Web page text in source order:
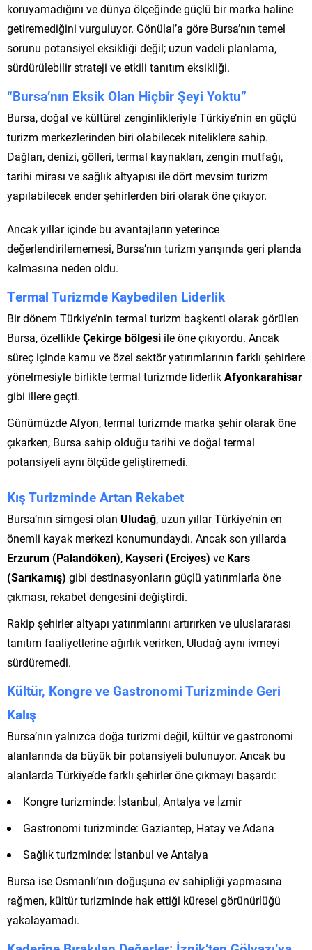
koruyamadığını ve dünya ölçeğinde güçlü bir marka haline
getiremediğini vurguluyor. Gönülal’a göre Bursa’nın temel
sorunu potansiyel eksikliği değil; uzun vadeli planlama,
sürdürülebilir strateji ve etkili tanıtım eksikliği.
“Bursa’nın Eksik Olan Hiçbir Şeyi Yoktu”
Bursa, doğal ve kültürel zenginlikleriyle Türkiye’nin en güçlü
turizm merkezlerinden biri olabilecek niteliklere sahip.
Dağları, denizi, gölleri, termal kaynakları, zengin mutfağı,
tarihi mirası ve sağlık altyapısı ile dört mevsim turizm
yapılabilecek ender şehirlerden biri olarak öne çıkıyor.
Ancak yıllar içinde bu avantajların yeterince
değerlendirilememesi, Bursa’nın turizm yarışında geri planda
kalmasına neden oldu.
Termal Turizmde Kaybedilen Liderlik
Bir dönem Türkiye’nin termal turizm başkenti olarak görülen
Bursa, özellikleÇekirge bölgesi ile öne çıkıyordu. Ancak
süreç içinde kamu ve özel sektör yatırımlarının farklı şehirlere
yönelmesiyle birlikte termal turizmde liderlikAfyonkarahisar
gibi illere geçti.
Günümüzde Afyon, termal turizmde marka şehir olarak öne
çıkarken, Bursa sahip olduğu tarihi ve doğal termal
potansiyeli aynı ölçüde geliştiremedi.
Kış Turizminde Artan Rekabet
Bursa’nın simgesi olan Uludağ, uzun yıllar Türkiye’nin en
önemli kayak merkezi konumundaydı. Ancak son yıllarda
Erzurum (Palandöken), Kayseri (Erciyes) ve Kars
(Sarıkamış) gibi destinasyonların güçlü yatırımlarla öne
çıkması, rekabet dengesini değiştirdi.
Rakip şehirler altyapı yatırımlarını artırırken ve uluslararası
tanıtım faaliyetlerine ağırlık verirken, Uludağ aynı ivmeyi
sürdüremedi.
Kültür, Kongre ve Gastronomi Turizminde Geri
Kalış
Bursa’nın yalnızca doğa turizmi değil, kültür ve gastronomi
alanlarında da büyük bir potansiyeli bulunuyor. Ancak bu
alanlarda Türkiye’de farklı şehirler öne çıkmayı başardı:
Kongre turizminde: İstanbul, Antalya ve İzmir
Gastronomi turizminde: Gaziantep, Hatay ve Adana
Sağlık turizminde: İstanbul ve Antalya
Bursa ise Osmanlı’nın doğuşuna ev sahipliği yapmasına
rağmen, kültür turizminde hak ettiği küresel görünürlüğü
yakalayamadı.